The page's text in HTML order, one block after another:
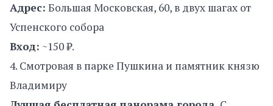
Адрес: Большая Московская, 60, в двух шагах от
Успенского собора
Вход: ~150 ₽.
4. Смотровая в парке Пушкина и памятник князю
Владимиру